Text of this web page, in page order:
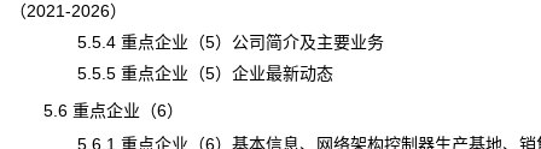
（2021-2026）
5.5.4 重点企业（5）公司简介及主要业务
5.5.5 重点企业（5）企业最新动态
5.6 重点企业（6）
5.6.1 重点企业（6）基本信息、网络架构控制器生产基地、销